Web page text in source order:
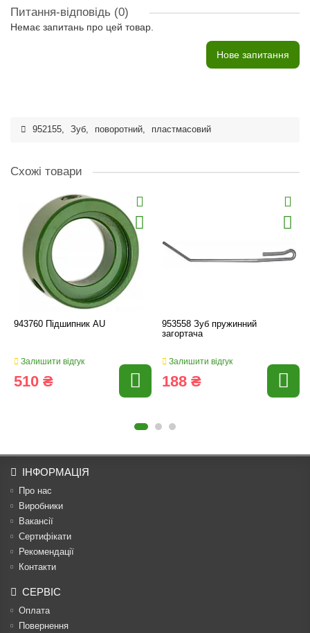
Питання-відповідь (0)
Немає запитань про цей товар.
Нове запитання
952155, Зуб, поворотний, пластмасовий
Схожі товари
943760 Підшипник AU
Залишити відгук
510 ₴
953558 Зуб пружинний
загортача
Залишити відгук
188 ₴
ІНФОРМАЦІЯ
Про нас
Виробники
Вакансії
Сертифікати
Рекомендації
Контакти
СЕРВІС
Оплата
Повернення